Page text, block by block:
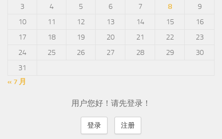
3
4 5 6 7 8
9
10
11 12 13 14 15
16
17
18 19 20 21 22
23
24
25 26 27 28 29
30
31
« 7 月
用户您好！请先登录！
登录 注册